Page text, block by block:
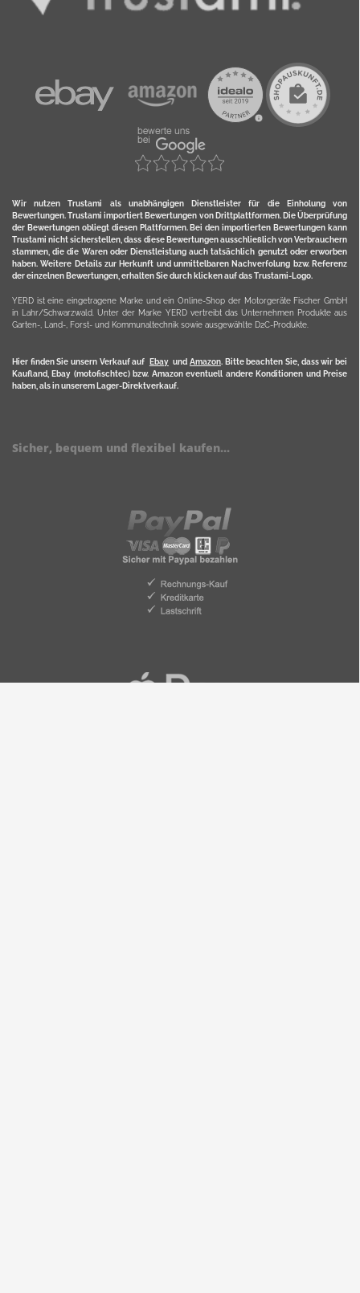
Wir nutzen Trustami als unabhängigen Dienstleister für die Einholung von
Bewertungen. Trustami importiert Bewertungen von Drittplattformen. Die Überprüfung
der Bewertungen obliegt diesen Plattformen. Bei den importierten Bewertungen kann
Trustami nicht sicherstellen, dass diese Bewertungen ausschließlich von Verbrauchern
stammen, die die Waren oder Dienstleistung auch tatsächlich genutzt oder erworben
haben. Weitere Details zur Herkunft und unmittelbaren Nachverfolung bzw. Referenz
der einzelnen Bewertungen, erhalten Sie durch klicken auf das Trustami-Logo.
YERD ist eine eingetragene Marke und ein Online-Shop der Motorgeräte Fischer GmbH
in Lahr/Schwarzwald. Unter der Marke YERD vertreibt das Unternehmen Produkte aus
Garten-, Land-, Forst- und Kommunaltechnik sowie ausgewählte D2C-Produkte.
Hier finden Sie unsern Verkauf auf Ebayund Amazon. Bitte beachten Sie, dass wir bei
Kaufland, Ebay (motofischtec) bzw. Amazon eventuell andere Konditionen und Preise
haben, als in unserem Lager-Direktverkauf.
Sicher, bequem und flexibel kaufen...